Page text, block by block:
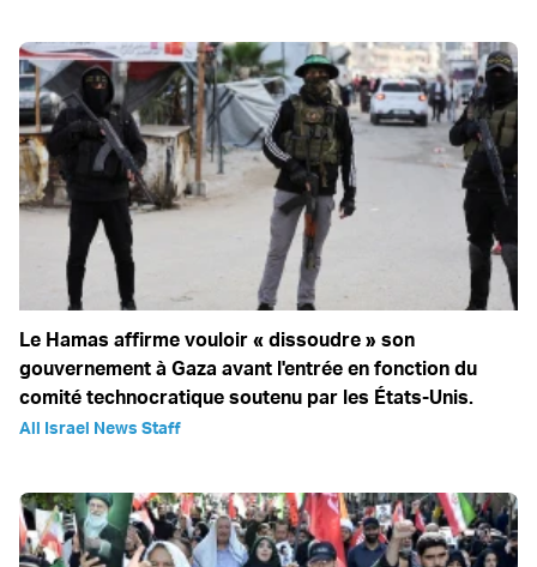
Le Hamas affirme vouloir « dissoudre » son
gouvernement à Gaza avant l'entrée en fonction du
comité technocratique soutenu par les États-Unis.
All Israel News Staff